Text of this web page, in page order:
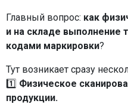
Главный вопрос: как
и на складе выполнение
кодами маркировки?
Тут возникает сразу
1️⃣ Физическое
продукции.